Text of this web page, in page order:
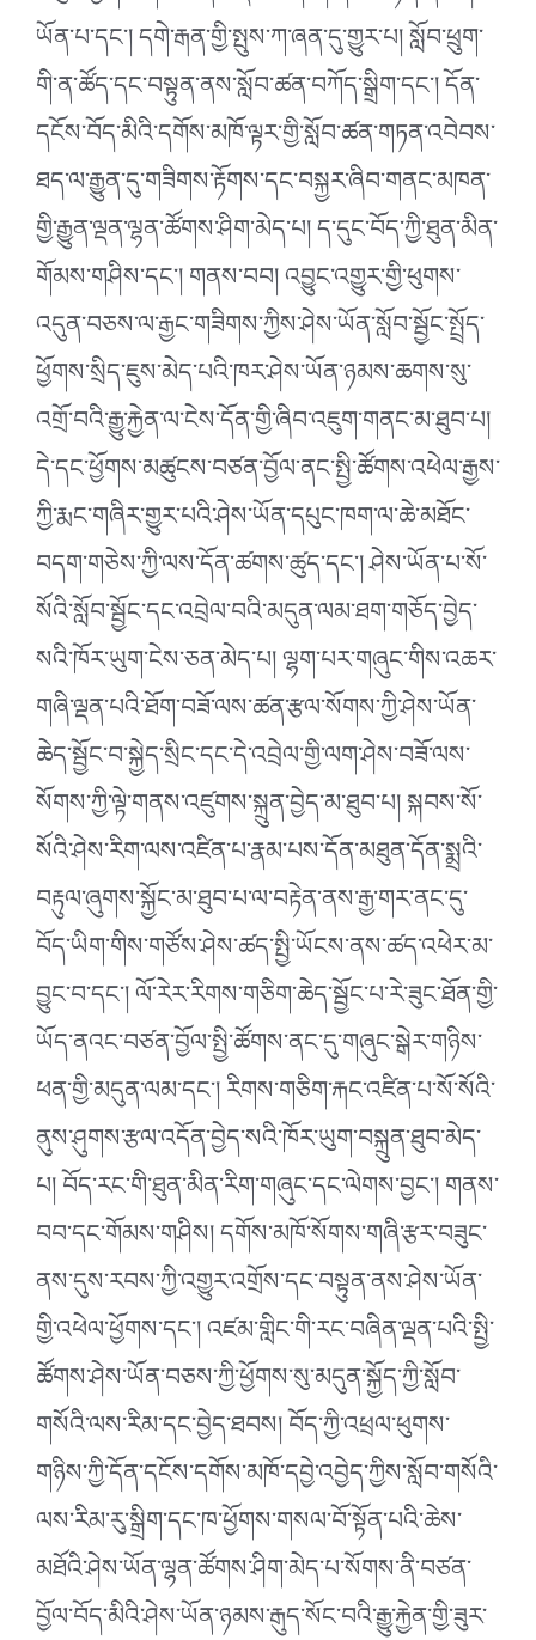
ཡོན་པ་དང༌། དགེ་རྒན་གྱི་སྤུས་ཀ་ཞན་དུ་གྱུར་པ། སློབ་ཕྲུག་
གི་ན་ཚོད་དང་བསྟུན་ནས་སློབ་ཚན་བཀོད་སྒྲིག་དང༌། དོན་
དངོས་བོད་མིའི་དགོས་མཁོ་ལྟར་གྱི་སློབ་ཚན་གཏན་འབེབས་
ཐད་ལ་རྒྱུན་དུ་གཟིགས་རྟོགས་དང་བསྐྱར་ཞིབ་གནང་མཁན་
གྱི་རྒྱུན་ལྡན་ལྷན་ཚོགས་ཤིག་མེད་པ། ད་དུང་བོད་ཀྱི་ཐུན་མིན་
གོམས་གཤིས་དང༌། གནས་བབ། འབྱུང་འགྱུར་གྱི་ཕུགས་
འདུན་བཅས་ལ་རྒྱང་གཟིགས་ཀྱིས་ཤེས་ཡོན་སློབ་སྦྱོང་སྤྲོད་
ཕྱོགས་སྲིད་ཇུས་མེད་པའི་ཁར་ཤེས་ཡོན་ཉམས་ཆགས་སུ་
འགྲོ་བའི་རྒྱུ་རྐྱེན་ལ་ངེས་དོན་གྱི་ཞིབ་འཇུག་གནང་མ་ཐུབ་པ།
དེ་དང་ཕྱོགས་མཚུངས་བཙན་བྱོལ་ནང་སྤྱི་ཚོགས་འཕེལ་རྒྱས་
ཀྱི་རྨང་གཞིར་གྱུར་པའི་ཤེས་ཡོན་དཔུང་ཁག་ལ་ཆེ་མཐོང་
བདག་གཅེས་ཀྱི་ལས་དོན་ཚགས་ཚུད་དང༌། ཤེས་ཡོན་པ་སོ་
སོའི་སློབ་སྦྱོང་དང་འབྲེལ་བའི་མདུན་ལམ་ཐག་གཅོད་བྱེད་
སའི་ཁོར་ཡུག་ངེས་ཅན་མེད་པ། ལྷག་པར་གཞུང་གིས་འཆར་
གཞི་ལྡན་པའི་ཐོག་བཟོ་ལས་ཚན་རྩལ་སོགས་ཀྱི་ཤེས་ཡོན་
ཆེད་སྦྱོང་བ་སྐྱེད་སྲིང་དང་དེ་འབྲེལ་གྱི་ལག་ཤེས་བཟོ་ལས་
སོགས་ཀྱི་ལྟེ་གནས་འཛུགས་སྐྲུན་བྱེད་མ་ཐུབ་པ། སྐབས་སོ་
སོའི་ཤེས་རིག་ལས་འཛིན་པ་རྣམ་པས་དོན་མཐུན་དོན་སྨྲའི་
བརྟུལ་ཞུགས་སྐྱོང་མ་ཐུབ་པ་ལ་བརྟེན་ནས་རྒྱ་གར་ནང་དུ་
བོད་ཡིག་གིས་གཙོས་ཤེས་ཚད་སྤྱི་ཡོངས་ནས་ཚད་འཕེར་མ་
བྱུང་བ་དང༌། ལོ་རེར་རིགས་གཅིག་ཆེད་སྦྱོང་པ་རེ་ཟུང་ཐོན་གྱི་
ཡོད་ནའང་བཙན་བྱོལ་སྤྱི་ཚོགས་ནང་དུ་གཞུང་སྒེར་གཉིས་
ཕན་གྱི་མདུན་ལམ་དང༌། རིགས་གཅིག་རྐང་འཛིན་པ་སོ་སོའི་
ནུས་ཤུགས་རྩལ་འདོན་བྱེད་སའི་ཁོར་ཡུག་བསྐྲུན་ཐུབ་མེད་
པ། བོད་རང་གི་ཐུན་མིན་རིག་གཞུང་དང་ལེགས་བྱང༌། གནས་
བབ་དང་གོམས་གཤིས། དགོས་མཁོ་སོགས་གཞི་རྩར་བཟུང་
ནས་དུས་རབས་ཀྱི་འགྱུར་འགྲོས་དང་བསྟུན་ནས་ཤེས་ཡོན་
གྱི་འཕེལ་ཕྱོགས་དང༌། འཛམ་གླིང་གི་རང་བཞིན་ལྡན་པའི་སྤྱི་
ཚོགས་ཤེས་ཡོན་བཅས་ཀྱི་ཕྱོགས་སུ་མདུན་སྐྱོད་ཀྱི་སློབ་
གསོའི་ལས་རིམ་དང་བྱེད་ཐབས། བོད་ཀྱི་འཕྲལ་ཕུགས་
གཉིས་ཀྱི་དོན་དངོས་དགོས་མཁོ་དབྱེ་འབྱེད་ཀྱིས་སློབ་གསོའི་
ལས་རིམ་རུ་སྒྲིག་དང་ཁ་ཕྱོགས་གསལ་བོ་སྟོན་པའི་ཆེས་
མཐོའི་ཤེས་ཡོན་ལྷན་ཚོགས་ཤིག་མེད་པ་སོགས་ནི་བཙན་
བྱོལ་བོད་མིའི་ཤེས་ཡོན་ཉམས་རྒུད་སོང་བའི་རྒྱུ་རྐྱེན་གྱི་ཟུར་